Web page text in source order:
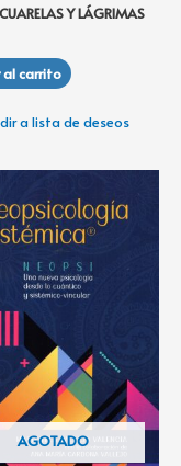
Y LÁGRIMAS
carrito
a lista de deseos
AGOTADO